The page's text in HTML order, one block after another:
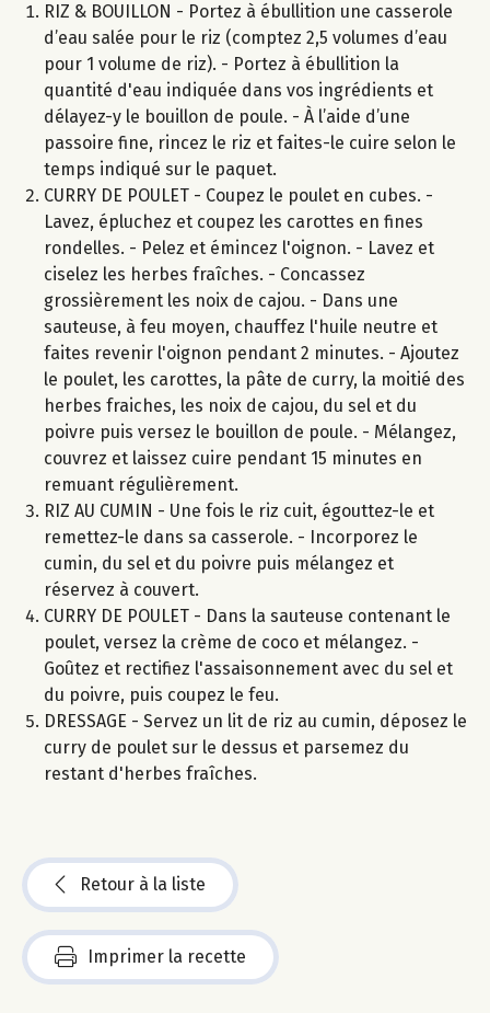
RIZ & BOUILLON - Portez à ébullition une casserole
d’eau salée pour le riz (comptez 2,5 volumes d’eau
pour 1 volume de riz). - Portez à ébullition la
quantité d'eau indiquée dans vos ingrédients et
délayez-y le bouillon de poule. - À l’aide d’une
passoire fine, rincez le riz et faites-le cuire selon le
temps indiqué sur le paquet.
CURRY DE POULET - Coupez le poulet en cubes. -
Lavez, épluchez et coupez les carottes en fines
rondelles. - Pelez et émincez l'oignon. - Lavez et
ciselez les herbes fraîches. - Concassez
grossièrement les noix de cajou. - Dans une
sauteuse, à feu moyen, chauffez l'huile neutre et
faites revenir l'oignon pendant 2 minutes. - Ajoutez
le poulet, les carottes, la pâte de curry, la moitié des
herbes fraiches, les noix de cajou, du sel et du
poivre puis versez le bouillon de poule. - Mélangez,
couvrez et laissez cuire pendant 15 minutes en
remuant régulièrement.
RIZ AU CUMIN - Une fois le riz cuit, égouttez-le et
remettez-le dans sa casserole. - Incorporez le
cumin, du sel et du poivre puis mélangez et
réservez à couvert.
CURRY DE POULET - Dans la sauteuse contenant le
poulet, versez la crème de coco et mélangez. -
Goûtez et rectifiez l'assaisonnement avec du sel et
du poivre, puis coupez le feu.
DRESSAGE - Servez un lit de riz au cumin, déposez le
curry de poulet sur le dessus et parsemez du
restant d'herbes fraîches.
Retour à la liste
Imprimer la recette